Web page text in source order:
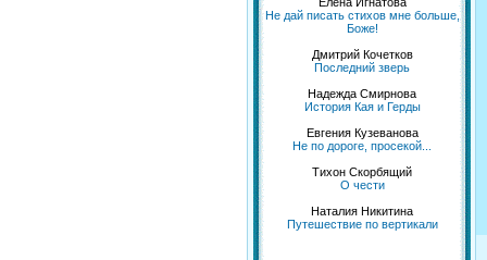
Не дай писать стихов мне больше,
Боже!
Дмитрий Кочетков
Последний зверь
Надежда Смирнова
История Кая и Герды
Евгения Кузеванова
Не по дороге, просекой...
Тихон Скорбящий
О чести
Наталия Никитина
Путешествие по вертикали